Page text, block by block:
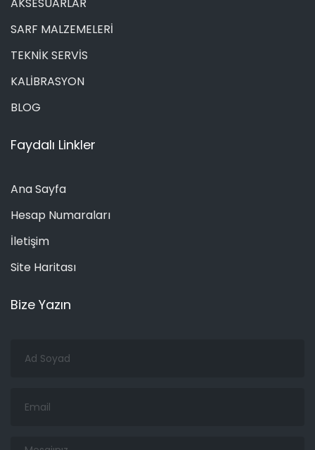
SARF MALZEMELERİ
TEKNİK SERVİS
KALİBRASYON
BLOG
Faydalı Linkler
Ana Sayfa
Hesap Numaraları
İletişim
Site Haritası
Bize Yazın
Soyad
Mesajınız